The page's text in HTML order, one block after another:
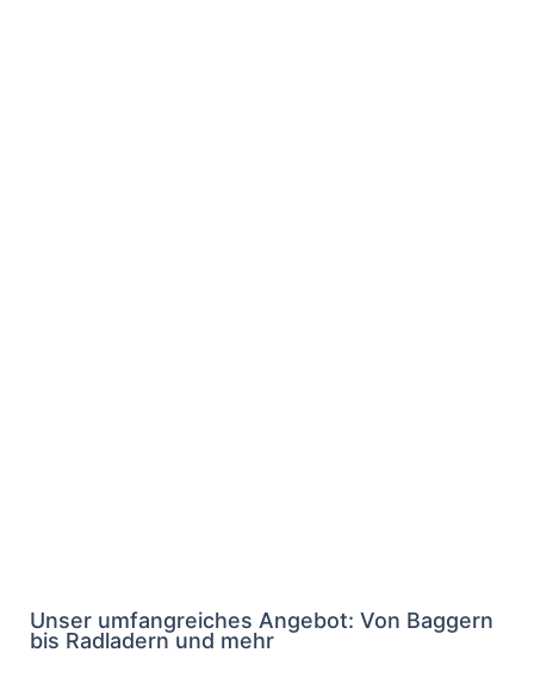
Unser umfangreiches Angebot: Von Baggern
bis Radladern und mehr